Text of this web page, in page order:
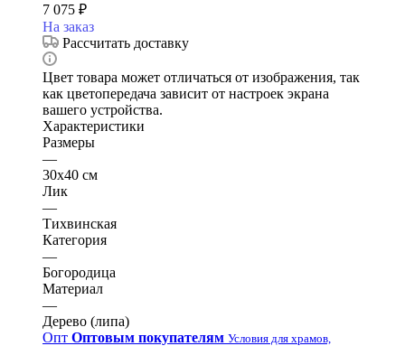
7 075 ₽
На заказ
Рассчитать доставку
Цвет товара может отличаться от изображения, так
как цветопередача зависит от настроек экрана
вашего устройства.
Характеристики
Размеры
—
30х40 см
Лик
—
Тихвинская
Категория
—
Богородица
Материал
—
Дерево (липа)
Опт Оптовым покупателям Условия для храмов,